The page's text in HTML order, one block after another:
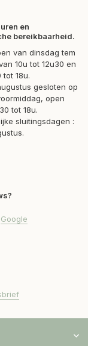
en
bereikbaarheid.
van dinsdag tem
10u tot 12u30 en
tot 18u.
gesloten op
open
tot 18u.
sluitingsdagen :
Google